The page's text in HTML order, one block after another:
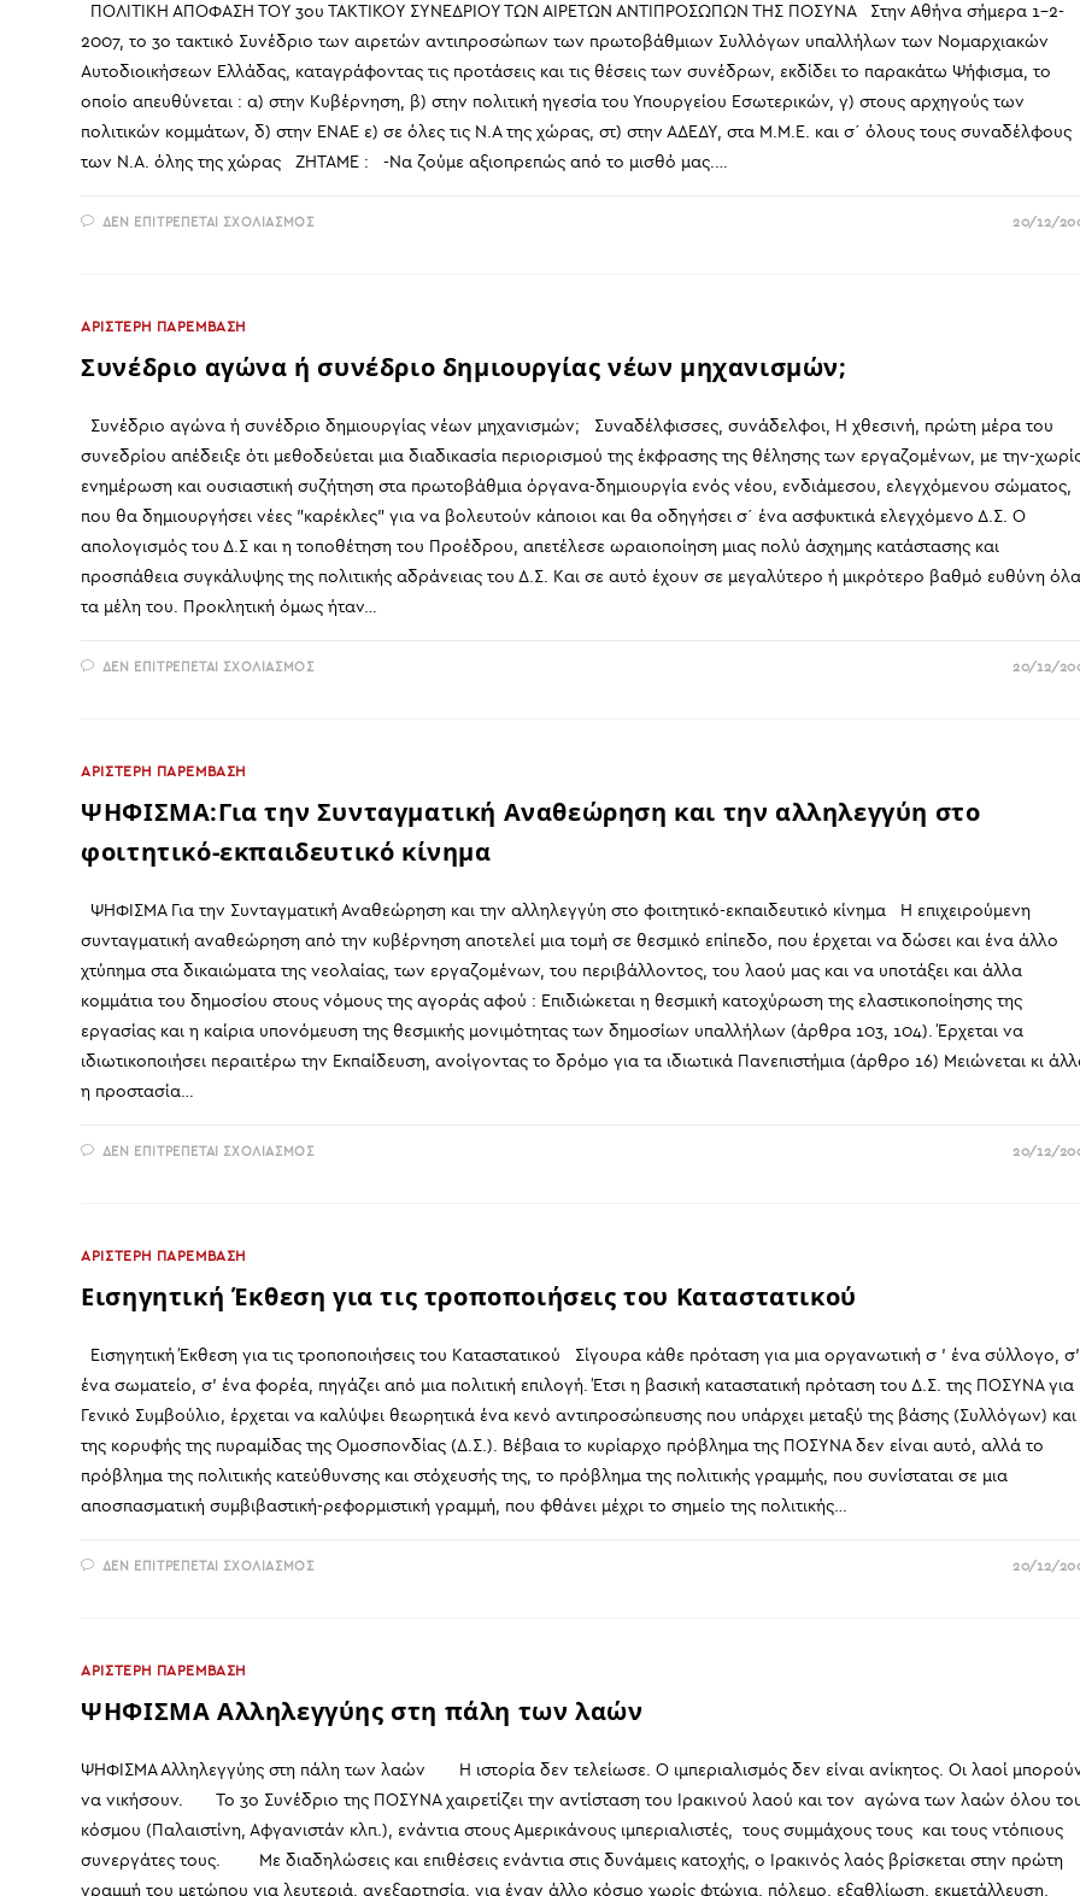
ΠΟΛΙΤΙΚΗ ΑΠΟΦΑΣΗ ΤΟΥ 3ου ΤΑΚΤΙΚΟΥ ΣΥΝΕΔΡΙΟΥ ΤΩΝ ΑΙΡΕΤΩΝ ΑΝΤΙΠΡΟΣΩΠΩΝ ΤΗΣ ΠΟΣΥΝΑ Στην Αθήνα σήμερα 1-2-
2007, το 3ο τακτικό Συνέδριο των αιρετών αντιπροσώπων των πρωτοβάθμιων Συλλόγων υπαλλήλων των Νομαρχιακών
Αυτοδιοικήσεων Ελλάδας, καταγράφοντας τις προτάσεις και τις θέσεις των συνέδρων, εκδίδει το παρακάτω Ψήφισμα, το
οποίο απευθύνεται : α) στην Κυβέρνηση, β) στην πολιτική ηγεσία του Υπουργείου Εσωτερικών, γ) στους αρχηγούς των
πολιτικών κομμάτων, δ) στην ΕΝΑΕ ε) σε όλες τις Ν.Α της χώρας, στ) στην ΑΔΕΔΥ, στα Μ.Μ.Ε. και σ΄ όλους τους συναδέλφους
των Ν.Α. όλης της χώρας ΖΗΤΑΜΕ : -Να ζούμε αξιοπρεπώς από το μισθό μας.…
ΔΕΝ ΕΠΙΤΡΈΠΕΤΑΙ ΣΧΟΛΙΑΣΜΌΣΣΤΟ
ΑΝΤΙΠΡΟΣΩΠΩΝ
ΤΗΣ
20/12/
ΑΡΙΣΤΕΡΗ ΠΑΡΕΜΒΑΣΗ
Συνέδριο αγώνα ή συνέδριο δημιουργίας νέων μηχανισμών;
Συνέδριο αγώνα ή συνέδριο δημιουργίας νέων μηχανισμών; Συναδέλφισσες, συνάδελφοι, Η χθεσινή, πρώτη μέρα του
συνεδρίου απέδειξε ότι μεθοδεύεται μια διαδικασία περιορισμού της έκφρασης της θέλησης των εργαζομένων, με την-
ενημέρωση και ουσιαστική συζήτηση στα πρωτοβάθμια όργανα-δημιουργία ενός νέου, ενδιάμεσου, ελεγχόμενου σώματος,
που θα δημιουργήσει νέες "καρέκλες" για να βολευτούν κάποιοι και θα οδηγήσει σ΄ ένα ασφυκτικά ελεγχόμενο Δ.Σ. Ο
απολογισμός του Δ.Σ και η τοποθέτηση του Προέδρου, απετέλεσε ωραιοποίηση μιας πολύ άσχημης κατάστασης και
προσπάθεια συγκάλυψης της πολιτικής αδράνειας του Δ.Σ. Και σε αυτό έχουν σε μεγαλύτερο ή μικρότερο βαθμό ευθύνη όλα
τα μέλη του. Προκλητική όμως ήταν…
ΔΕΝ ΕΠΙΤΡΈΠΕΤΑΙ ΣΧΟΛΙΑΣΜΌΣΣΤΟ 20/12/
ΑΡΙΣΤΕΡΗ ΠΑΡΕΜΒΑΣΗ
ΨΗΦΙΣΜΑ:Για την Συνταγματική Αναθεώρηση και την αλληλεγγύη στο
φοιτητικό-εκπαιδευτικό κίνημα
ΨΗΦΙΣΜΑ Για την Συνταγματική Αναθεώρηση και την αλληλεγγύη στο φοιτητικό-εκπαιδευτικό κίνημα Η επιχειρούμενη
συνταγματική αναθεώρηση από την κυβέρνηση αποτελεί μια τομή σε θεσμικό επίπεδο, που έρχεται να δώσει και ένα άλλο
χτύπημα στα δικαιώματα της νεολαίας, των εργαζομένων, του περιβάλλοντος, του λαού μας και να υποτάξει και άλλα
κομμάτια του δημοσίου στους νόμους της αγοράς αφού : Επιδιώκεται η θεσμική κατοχύρωση της ελαστικοποίησης της
εργασίας και η καίρια υπονόμευση της θεσμικής μονιμότητας των δημοσίων υπαλλήλων (άρθρα 103, 104). Έρχεται να
ιδιωτικοποιήσει περαιτέρω την Εκπαίδευση, ανοίγοντας το δρόμο για τα ιδιωτικά Πανεπιστήμια (άρθρο 16) Μειώνεται κι
η προστασία…
ΔΕΝ ΕΠΙΤΡΈΠΕΤΑΙ ΣΧΟΛΙΑΣΜΌΣΣΤΟ
ΦΟΙΤΗΤΙΚΌ-
ΕΚΠΑΙΔΕΥΤΙΚΌ
20/12/
ΑΡΙΣΤΕΡΗ ΠΑΡΕΜΒΑΣΗ
Εισηγητική Έκθεση για τις τροποποιήσεις του Καταστατικού
Εισηγητική Έκθεση για τις τροποποιήσεις του Καταστατικού Σίγουρα κάθε πρόταση για μια οργανωτική σ ' ένα σύλλογο, σ'
ένα σωματείο, σ' ένα φορέα, πηγάζει από μια πολιτική επιλογή. Έτσι η βασική καταστατική πρόταση του Δ.Σ. της ΠΟΣΥΝΑ για
Γενικό Συμβούλιο, έρχεται να καλύψει θεωρητικά ένα κενό αντιπροσώπευσης που υπάρχει μεταξύ της βάσης (Συλλόγων) και
της κορυφής της πυραμίδας της Ομοσπονδίας (Δ.Σ.). Βέβαια το κυρίαρχο πρόβλημα της ΠΟΣΥΝΑ δεν είναι αυτό, αλλά το
πρόβλημα της πολιτικής κατεύθυνσης και στόχευσής της, το πρόβλημα της πολιτικής γραμμής, που συνίσταται σε μια
αποσπασματική συμβιβαστική-ρεφορμιστική γραμμή, που φθάνει μέχρι το σημείο της πολιτικής…
ΔΕΝ ΕΠΙΤΡΈΠΕΤΑΙ ΣΧΟΛΙΑΣΜΌΣΣΤΟ 20/12/
ΑΡΙΣΤΕΡΗ ΠΑΡΕΜΒΑΣΗ
ΨΗΦΙΣΜΑ Αλληλεγγύης στη πάλη των λαών
ΨΗΦΙΣΜΑ Αλληλεγγύης στη πάλη των λαών Η ιστορία δεν τελείωσε. Ο ιμπεριαλισμός δεν είναι ανίκητος. Οι λαοί
να νικήσουν. Το 3ο Συνέδριο της ΠΟΣΥΝΑ χαιρετίζει την αντίσταση του Ιρακινού λαού και τον αγώνα των λαών όλου
κόσμου (Παλαιστίνη, Αφγανιστάν κλπ.), ενάντια στους Αμερικάνους ιμπεριαλιστές, τους συμμάχους τους και τους ντόπιους
συνεργάτες τους. Με διαδηλώσεις και επιθέσεις ενάντια στις δυνάμεις κατοχής, ο Ιρακινός λαός βρίσκεται στην πρώτη
γραμμή του μετώπου για λευτεριά, ανεξαρτησία, για έναν άλλο κόσμο χωρίς φτώχια, πόλεμο, εξαθλίωση, εκμετάλλευση,